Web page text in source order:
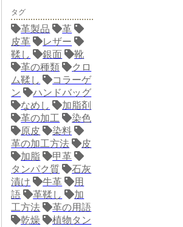
タグ
革製品
革
皮革
レザー
鞣し
銀面
靴
革の種類
クロ
ム鞣し
コラーゲ
ン
ハンドバッグ
なめし
加脂剤
革の加工
染色
原皮
染料
革の加工方法
皮
加脂
甲革
タンパク質
石灰
漬け
牛革
用
語
革鞣し
加
工方法
革の用語
乾燥
植物タン